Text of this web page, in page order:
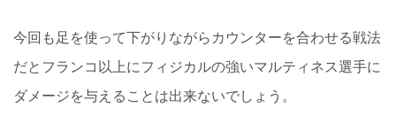
今回も足を使って下がりながらカウンターを合わせる戦法
だとフランコ以上にフィジカルの強いマルティネス選手に
ダメージを与えることは出来ないでしょう。